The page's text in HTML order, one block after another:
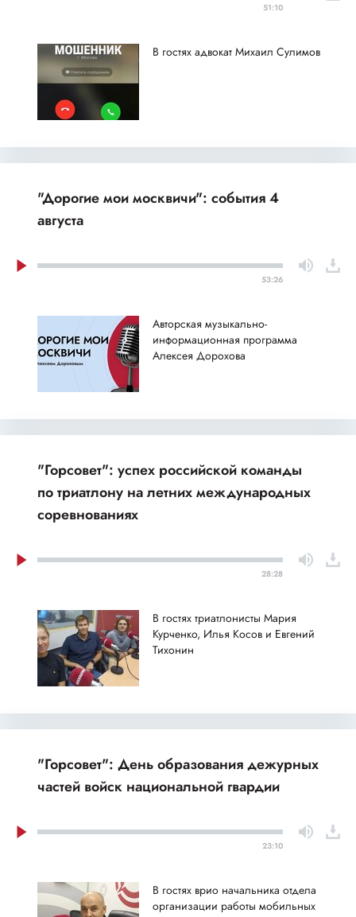
51:10
В гостях адвокат Михаил Сулимов
"Дорогие мои москвичи": события 4
августа
53:26
Авторская музыкально-
информационная программа
Алексея Дорохова
"Горсовет": успех российской команды
по триатлону на летних международных
соревнованиях
28:28
В гостях триатлонисты Мария
Курченко, Илья Косов и Евгений
Тихонин
"Горсовет": День образования дежурных
частей войск национальной гвардии
23:10
В гостях врио начальника отдела
организации работы мобильных